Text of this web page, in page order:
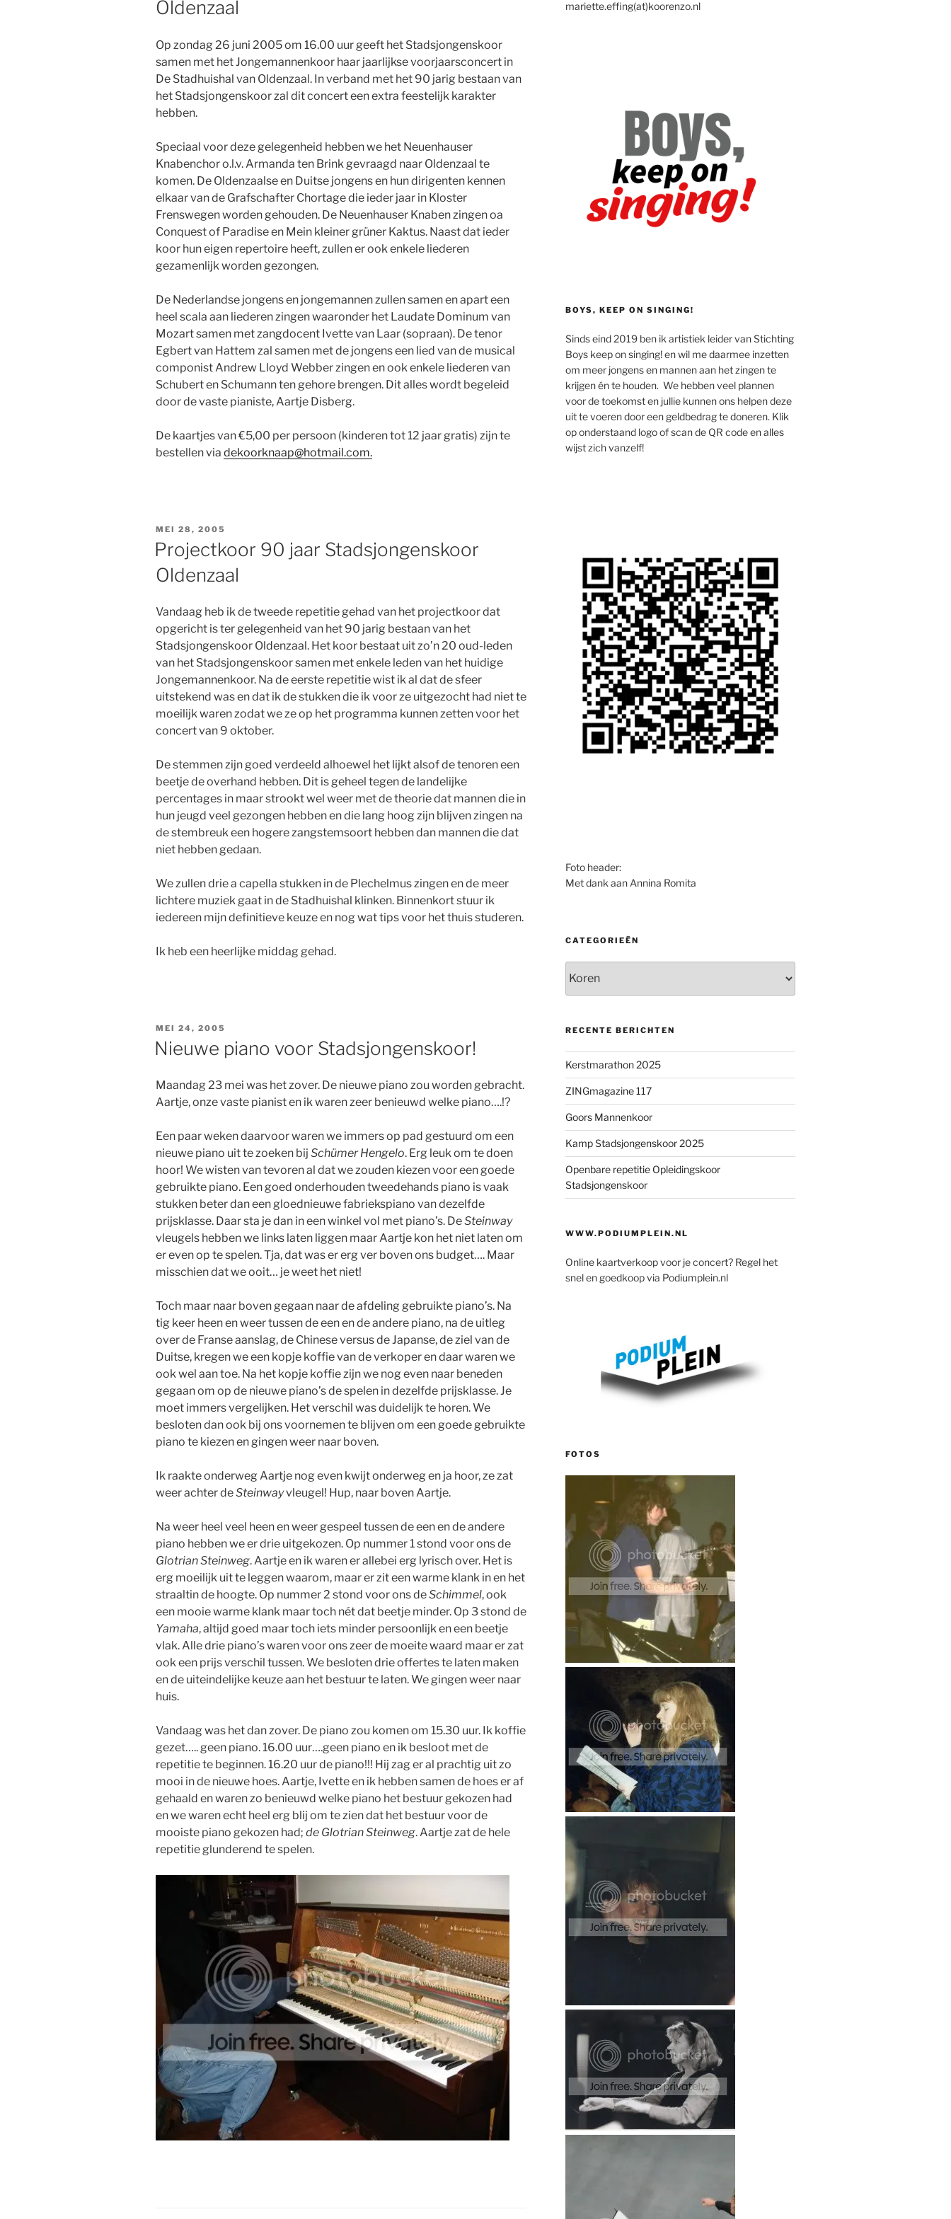
Oldenzaal
Op zondag 26 juni 2005 om 16.00 uur geeft het Stadsjongenskoor
samen met het Jongemannenkoor haar jaarlijkse voorjaarsconcert in
De Stadhuishal van Oldenzaal. In verband met het 90 jarig bestaan van
het Stadsjongenskoor zal dit concert een extra feestelijk karakter
hebben.
Speciaal voor deze gelegenheid hebben we het Neuenhauser
Knabenchor o.l.v. Armanda ten Brink gevraagd naar Oldenzaal te
komen. De Oldenzaalse en Duitse jongens en hun dirigenten kennen
elkaar van de Grafschafter Chortage die ieder jaar in Kloster
Frenswegen worden gehouden. De Neuenhauser Knaben zingen oa
Conquest of Paradise en Mein kleiner grüner Kaktus. Naast dat ieder
koor hun eigen repertoire heeft, zullen er ook enkele liederen
gezamenlijk worden gezongen.
De Nederlandse jongens en jongemannen zullen samen en apart een
heel scala aan liederen zingen waaronder het Laudate Dominum van
Mozart samen met zangdocent Ivette van Laar (sopraan). De tenor
Egbert van Hattem zal samen met de jongens een lied van de musical
componist Andrew Lloyd Webber zingen en ook enkele liederen van
Schubert en Schumann ten gehore brengen. Dit alles wordt begeleid
door de vaste pianiste, Aartje Disberg.
De kaartjes van €5,00 per persoon (kinderen tot 12 jaar gratis) zijn te
bestellen via dekoorknaap@hotmail.com.
GEPLAATST
MEI 28, 2005
Projectkoor 90 jaar Stadsjongenskoor
Oldenzaal
Vandaag heb ik de tweede repetitie gehad van het projectkoor dat
opgericht is ter gelegenheid van het 90 jarig bestaan van het
Stadsjongenskoor Oldenzaal. Het koor bestaat uit zo’n 20 oud-leden
van het Stadsjongenskoor samen met enkele leden van het huidige
Jongemannenkoor. Na de eerste repetitie wist ik al dat de sfeer
uitstekend was en dat ik de stukken die ik voor ze uitgezocht had niet te
moeilijk waren zodat we ze op het programma kunnen zetten voor het
concert van 9 oktober.
De stemmen zijn goed verdeeld alhoewel het lijkt alsof de tenoren een
beetje de overhand hebben. Dit is geheel tegen de landelijke
percentages in maar strookt wel weer met de theorie dat mannen die in
hun jeugd veel gezongen hebben en die lang hoog zijn blijven zingen na
de stembreuk een hogere zangstemsoort hebben dan mannen die dat
niet hebben gedaan.
We zullen drie a capella stukken in de Plechelmus zingen en de meer
lichtere muziek gaat in de Stadhuishal klinken. Binnenkort stuur ik
iedereen mijn definitieve keuze en nog wat tips voor het thuis studeren.
Ik heb een heerlijke middag gehad.
GEPLAATST
OP
MEI 24, 2005
Nieuwe piano voor Stadsjongenskoor!
Maandag 23 mei was het zover. De nieuwe piano zou worden gebracht.
Aartje, onze vaste pianist en ik waren zeer benieuwd welke piano….!?
Een paar weken daarvoor waren we immers op pad gestuurd om een
nieuwe piano uit te zoeken bij Schümer Hengelo. Erg leuk om te doen
hoor! We wisten van tevoren al dat we zouden kiezen voor een goede
gebruikte piano. Een goed onderhouden tweedehands piano is vaak
stukken beter dan een gloednieuwe fabriekspiano van dezelfde
prijsklasse. Daar sta je dan in een winkel vol met piano’s. DeSteinway
vleugels hebben we links laten liggen maar Aartje kon het niet laten om
er even op te spelen. Tja, dat was er erg ver boven ons budget…. Maar
misschien dat we ooit… je weet het niet!
Toch maar naar boven gegaan naar de afdeling gebruikte piano’s. Na
tig keer heen en weer tussen de een en de andere piano, na de uitleg
over de Franse aanslag, de Chinese versus de Japanse, de ziel van de
Duitse, kregen we een kopje koffie van de verkoper en daar waren we
ook wel aan toe. Na het kopje koffie zijn we nog even naar beneden
gegaan om op de nieuwe piano’s de spelen in dezelfde prijsklasse. Je
moet immers vergelijken. Het verschil was duidelijk te horen. We
besloten dan ook bij ons voornemen te blijven om een goede gebruikte
piano te kiezen en gingen weer naar boven.
Ik raakte onderweg Aartje nog even kwijt onderweg en ja hoor, ze zat
weer achter deSteinwayvleugel! Hup, naar boven Aartje.
Na weer heel veel heen en weer gespeel tussen de een en de andere
piano hebben we er drie uitgekozen. Op nummer 1 stond voor ons de
Glotrian Steinweg. Aartje en ik waren er allebei erg lyrisch over. Het is
erg moeilijk uit te leggen waarom, maar er zit een warme klank in en het
straaltin de hoogte. Op nummer 2 stond voor ons deSchimmel, ook
een mooie warme klank maar toch nét dat beetje minder. Op 3 stond de
Yamaha, altijd goed maar toch iets minder persoonlijk en een beetje
vlak. Alle drie piano’s waren voor ons zeer de moeite waard maar er zat
ook een prijs verschil tussen. We besloten drie offertes te laten maken
en de uiteindelijke keuze aan het bestuur te laten. We gingen weer naar
huis.
Vandaag was het dan zover. De piano zou komen om 15.30 uur. Ik koffie
gezet….. geen piano. 16.00 uur….geen piano en ik besloot met de
repetitie te beginnen. 16.20 uur de piano!!! Hij zag er al prachtig uit zo
mooi in de nieuwe hoes. Aartje, Ivette en ik hebben samen de hoes er af
gehaald en waren zo benieuwd welke piano het bestuur gekozen had
en we waren echt heel erg blij om te zien dat het bestuur voor de
mooiste piano gekozen had; de Glotrian Steinweg. Aartje zat de hele
repetitie glunderend te spelen.
mariette.effing(at)koorenzo.nl
BOYS, KEEP ON SINGING!
Sinds eind 2019 ben ik artistiek leider van Stichting
Boys keep on singing! en wil me daarmee inzetten
om meer jongens en mannen aan het zingen te
krijgen én te houden. We hebben veel plannen
voor de toekomst en jullie kunnen ons helpen deze
uit te voeren door een geldbedrag te doneren. Klik
op onderstaand logo of scan de QR code en alles
wijst zich vanzelf!
Foto header:
Met dank aan Annina Romita
CATEGORIEËN
RECENTE BERICHTEN
Kerstmarathon 2025
ZINGmagazine 117
Goors Mannenkoor
Kamp Stadsjongenskoor 2025
Openbare repetitie Opleidingskoor
Stadsjongenskoor
WWW.PODIUMPLEIN.NL
Online kaartverkoop voor je concert? Regel het
snel en goedkoop via Podiumplein.nl
FOTOS